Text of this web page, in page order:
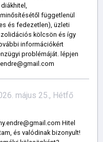
függetlenül
és fedezetlen), üzleti
kölcsön és így
információkért
problémáját. lépjen
május 25., Hétfő
Hitel
és valódinak bizonyult!